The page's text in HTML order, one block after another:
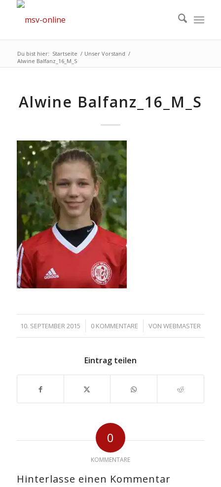
Du bist hier: Startseite / Unser Vorstand /
Alwine Balfanz_16_M_S
Alwine Balfanz_16_M_S
10. SEPTEMBER 2015
/ 0 KOMMENTARE
/ VON WEBMASTER
Eintrag teilen
0
KOMMENTARE
Hinterlasse einen Kommentar